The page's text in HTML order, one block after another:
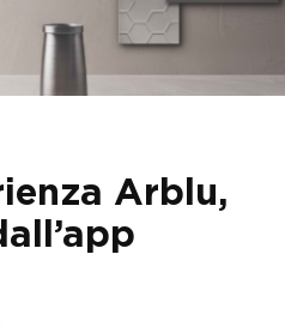
Arblu,